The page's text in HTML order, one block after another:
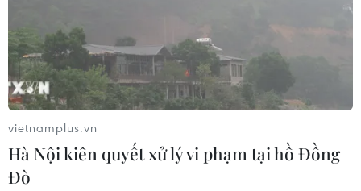
Hà Giang đã chính thức có ý kiến sau vụ việc gây tranh
cãi về địa điểm đặt tổ nuôi ong trên địa bàn tỉnh, đỉnh
điểm là mâu thuẫn về địa bàn đặt tổ ong tại huyện
Đồng Văn.
vietnamplus.vn
Hà Nội kiên quyết xử lý vi phạm tại hồ Đồng
Đò